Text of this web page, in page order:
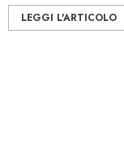
LEGGI L'ARTICOLO